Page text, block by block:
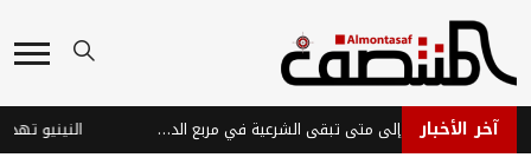
آخر الأخبار المعركة المؤجلة... إلى متى تبقى الشرعية في مربع الدفاع؟